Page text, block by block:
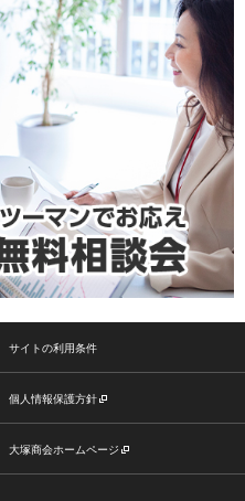
サイトの利用条件
個人情報保護方針
大塚商会ホームページ